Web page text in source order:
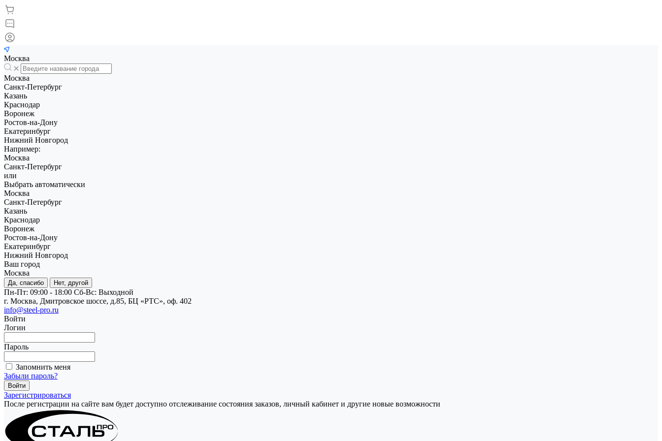
Москва
Москва
Санкт-Петербург
Казань
Краснодар
Воронеж
Ростов-на-Дону
Екатеринбург
Нижний Новгород
Например:
Москва
Санкт-Петербург
или
Выбрать автоматически
Москва
Санкт-Петербург
Казань
Краснодар
Воронеж
Ростов-на-Дону
Екатеринбург
Нижний Новгород
Ваш город
Москва
Да, спасибо Нет, другой
Пн-Пт: 09:00 - 18:00 Cб-Вс: Выходной
г. Москва, Дмитровское шоссе, д.85, БЦ «РТС», оф. 402
info@steel-pro.ru
Войти
Логин
Пароль
Запомнить меня
Забыли пароль?
Зарегистрироваться
После регистрации на сайте вам будет доступно отслеживание состояния заказов, личный кабинет и другие новые возможности